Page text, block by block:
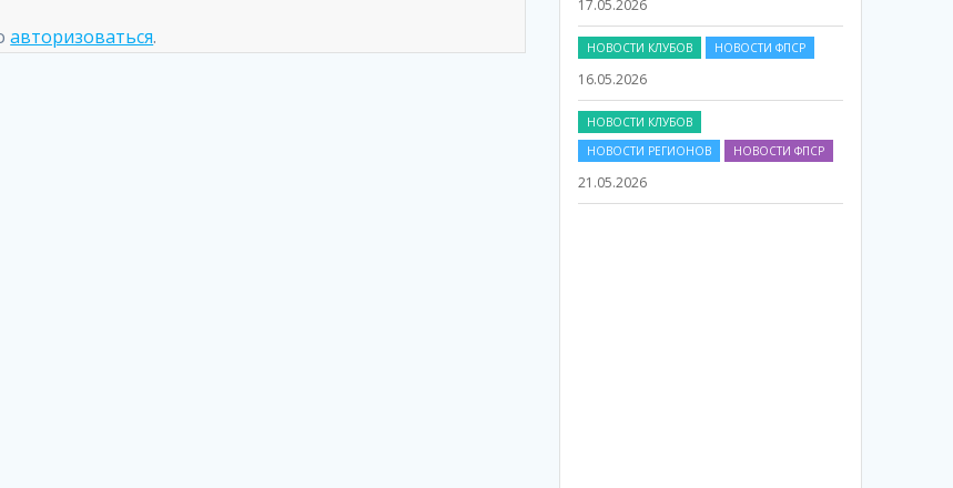
авторизоваться. НОВОСТИ КЛУБОВ НОВОСТИ ФПСР
16.05.2026
НОВОСТИ КЛУБОВ
НОВОСТИ РЕГИОНОВ
21.05.2026